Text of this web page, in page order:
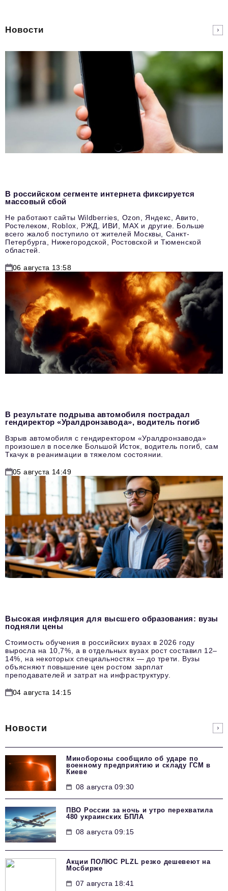
Новости
В российском сегменте интернета фиксируется
массовый сбой
Не работают сайты Wildberries, Ozon, Яндекс, Авито,
Ростелеком, Roblox, РЖД, ИВИ, MAX и другие. Больше
всего жалоб поступило от жителей Москвы, Санкт-
Петербурга, Нижегородской, Ростовской и Тюменской
областей.
06 августа 13:58
В результате подрыва автомобиля пострадал
гендиректор «Уралдронзавода», водитель погиб
Взрыв автомобиля с гендиректором «Уралдронзавода»
произошел в поселке Большой Исток, водитель погиб, сам
Ткачук в реанимации в тяжелом состоянии.
05 августа 14:49
Высокая инфляция для высшего образования: вузы
подняли цены
Стоимость обучения в российских вузах в 2026 году
выросла на 10,7%, а в отдельных вузах рост составил 12–
14%, на некоторых специальностях — до трети. Вузы
объясняют повышение цен ростом зарплат
преподавателей и затрат на инфраструктуру.
04 августа 14:15
Новости
Минобороны сообщило об ударе по
военному предприятию и складу ГСМ в
Киеве
08 августа 09:30
ПВО России за ночь и утро перехватила
480 украинских БПЛА
08 августа 09:15
Акции ПОЛЮС PLZL резко дешевеют на
Мосбирже
07 августа 18:41